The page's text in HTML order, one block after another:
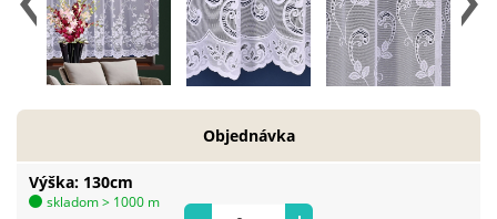
Výška 130cm
skladom > 1000 m
Objednávka